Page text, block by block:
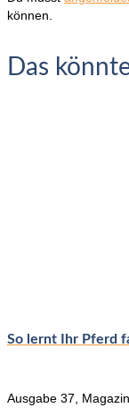
können.
Das
So lernt Ihr Pferd
Ausgabe 37,